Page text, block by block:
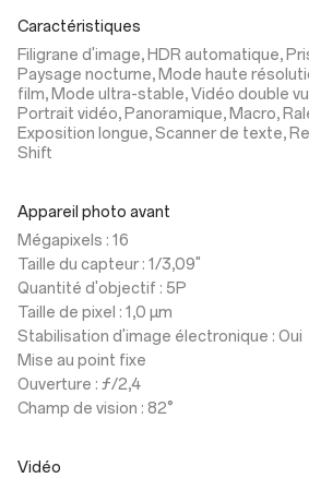
Caractéristiques
Filigrane d'image, HDR automatique,
Paysage nocturne, Mode haute
film, Mode ultra-stable, Vidéo double
Portrait vidéo, Panoramique, Macro,
Exposition longue, Scanner de texte,
Shift
Appareil photo avant
Mégapixels : 16
Taille du capteur : 1/3,09"
Quantité d'objectif : 5P
Taille de pixel : 1,0 µm
Stabilisation d'image électronique : Oui
Mise au point fixe
Ouverture : ƒ/2,4
Champ de vision : 82°
Vidéo